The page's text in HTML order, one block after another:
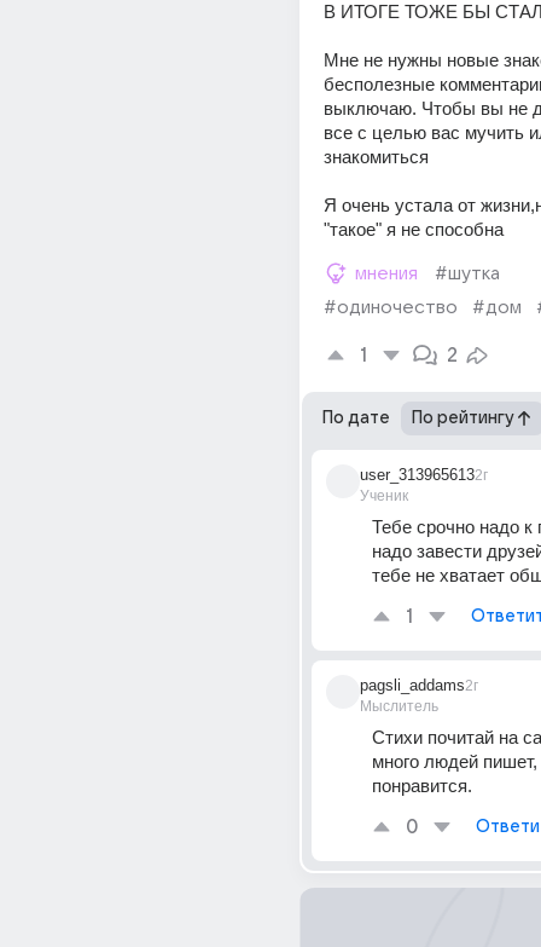
В ИТОГЕ ТОЖЕ БЫ
Мне не нужны новые
бесполезные
выключаю. Чтобы вы не
все с целью вас мучить
знакомиться
Я очень устала от
"такое" я не способна
мнения
#шутка
#одиночество
#дом
1 2
По дате По рейтингу
user_313965613
Ученик
2г
Тебе срочно надо к
надо завести
тебе не хватает
1
pagsli_addams
Мыслитель
2г
Стихи почитай на
много людей
понравится.
0